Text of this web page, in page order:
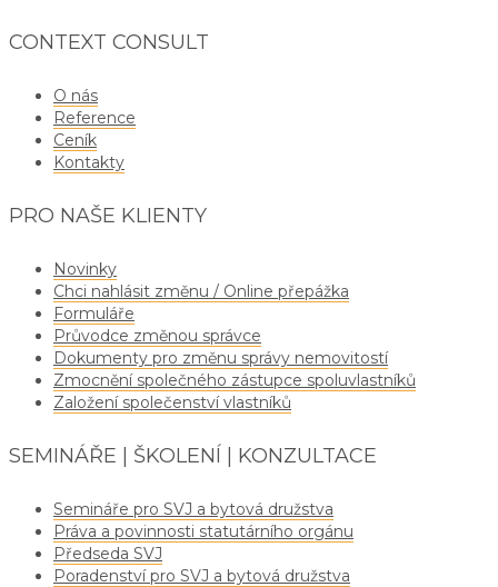
CONTEXT CONSULT
O nás
Reference
Ceník
Kontakty
PRO NAŠE KLIENTY
Novinky
Chci nahlásit změnu / Online přepážka
Formuláře
Průvodce změnou správce
Dokumenty pro změnu správy nemovitostí
Zmocnění společného zástupce spoluvlastníků
Založení společenství vlastníků
SEMINÁŘE | ŠKOLENÍ | KONZULTACE
Semináře pro SVJ a bytová družstva
Práva a povinnosti statutárního orgánu
Předseda SVJ
Poradenství pro SVJ a bytová družstva